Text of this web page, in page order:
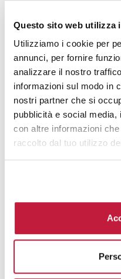
Questo sito web utilizza
Utilizziamo i cookie per
annunci, per fornire
analizzare il nostro
informazioni sul modo in
nostri partner che si
pubblicità e social media,
con altre informazioni
raccolto dal tuo utilizzo
10000 €
Tecniche di
Area di
Domande e
Prodotti